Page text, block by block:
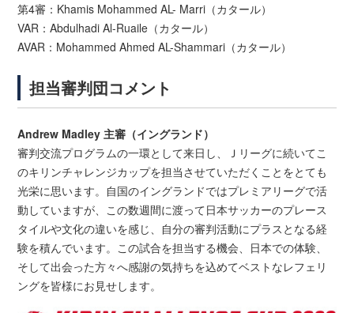
第4審：Khamis Mohammed AL- Marri（カタール）
VAR：Abdulhadi Al-Ruaile（カタール）
AVAR：Mohammed Ahmed AL-Shammari（カタール）
担当審判団コメント
Andrew Madley 主審（イングランド）
審判交流プログラムの一環として来日し、Ｊリーグに続いてこ
のキリンチャレンジカップを担当させていただくことをとても
光栄に思います。自国のイングランドではプレミアリーグで活
動していますが、この数週間に渡って日本サッカーのプレース
タイルや文化の違いを感じ、自分の審判活動にプラスとなる経
験を積んでいます。この試合を担当する機会、日本での体験、
そして出会った方々へ感謝の気持ちを込めてベストなレフェリ
ングを皆様にお見せします。